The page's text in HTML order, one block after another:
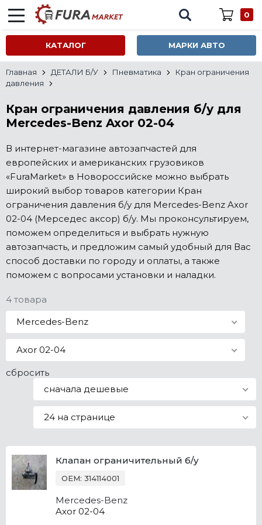
0
КАТАЛОГ МАРКИ АВТО
Все марки
Главная ДЕТАЛИ Б/У Пневматика
Кран ограничения
давления
Кран ограничения давления б/у для
Mercedes-Benz Axor 02-04
В интернет-магазине автозапчастей для
европейских и американских грузовиков
«FuraMarket» в Новороссийске можно выбрать
широкий выбор товаров категории Кран
ограничения давления б/у для Mercedes-Benz Axor
02-04 (Мерседес аксор) б/у. Мы проконсультируем,
поможем определиться и выбрать нужную
автозапчасть, и предложим самый удобный для Вас
способ доставки по городу и оплаты, а также
поможем с вопросами установки и наладки.
4 товара
Mercedes-Benz
Axor 02-04
сбросить
сначала дешевые
24 на странице
Клапан ограничительный б/у
OEM: 314114001
Mercedes-Benz
Axor 02-04